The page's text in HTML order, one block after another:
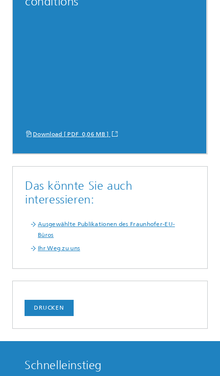
Download [ PDF 0,06 MB ]
Das könnte Sie auch
interessieren:
Ausgewählte Publikationen des Fraunhofer-EU-
Büros
Ihr Weg zu uns
DRUCKEN
Schnelleinstieg